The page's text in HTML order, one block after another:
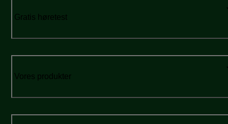
Gratis høretest
Vores produkter